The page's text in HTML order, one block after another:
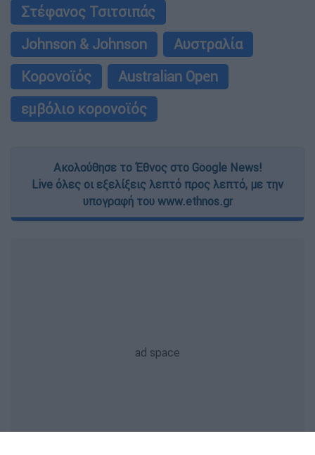
Στέφανος Τσιτσιπάς
Johnson & Johnson
Αυστραλία
Κορονοϊός
Australian Open
εμβόλιο κορονοϊός
Ακολούθησε το Έθνος στο Google News!
Live όλες οι εξελίξεις λεπτό προς λεπτό, με την
υπογραφή του www.ethnos.gr